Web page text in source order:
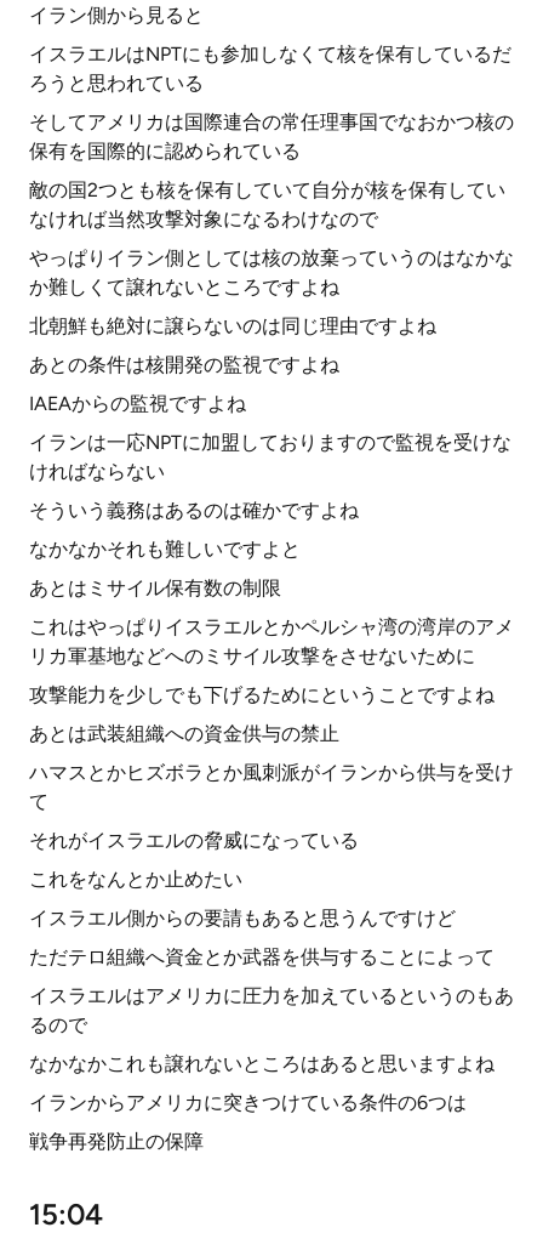
イラン側から見ると
イスラエルはNPTにも参加しなくて核を保有しているだ
ろうと思われている
そしてアメリカは国際連合の常任理事国でなおかつ核の
保有を国際的に認められている
敵の国2つとも核を保有していて自分が核を保有してい
なければ当然攻撃対象になるわけなので
やっぱりイラン側としては核の放棄っていうのはなかな
か難しくて譲れないところですよね
北朝鮮も絶対に譲らないのは同じ理由ですよね
あとの条件は核開発の監視ですよね
IAEAからの監視ですよね
イランは一応NPTに加盟しておりますので監視を受けな
ければならない
そういう義務はあるのは確かですよね
なかなかそれも難しいですよと
あとはミサイル保有数の制限
これはやっぱりイスラエルとかペルシャ湾の湾岸のアメ
リカ軍基地などへのミサイル攻撃をさせないために
攻撃能力を少しでも下げるためにということですよね
あとは武装組織への資金供与の禁止
ハマスとかヒズボラとか風刺派がイランから供与を受け
て
それがイスラエルの脅威になっている
これをなんとか止めたい
イスラエル側からの要請もあると思うんですけど
ただテロ組織へ資金とか武器を供与することによって
イスラエルはアメリカに圧力を加えているというのもあ
るので
なかなかこれも譲れないところはあると思いますよね
イランからアメリカに突きつけている条件の6つは
戦争再発防止の保障
15:04